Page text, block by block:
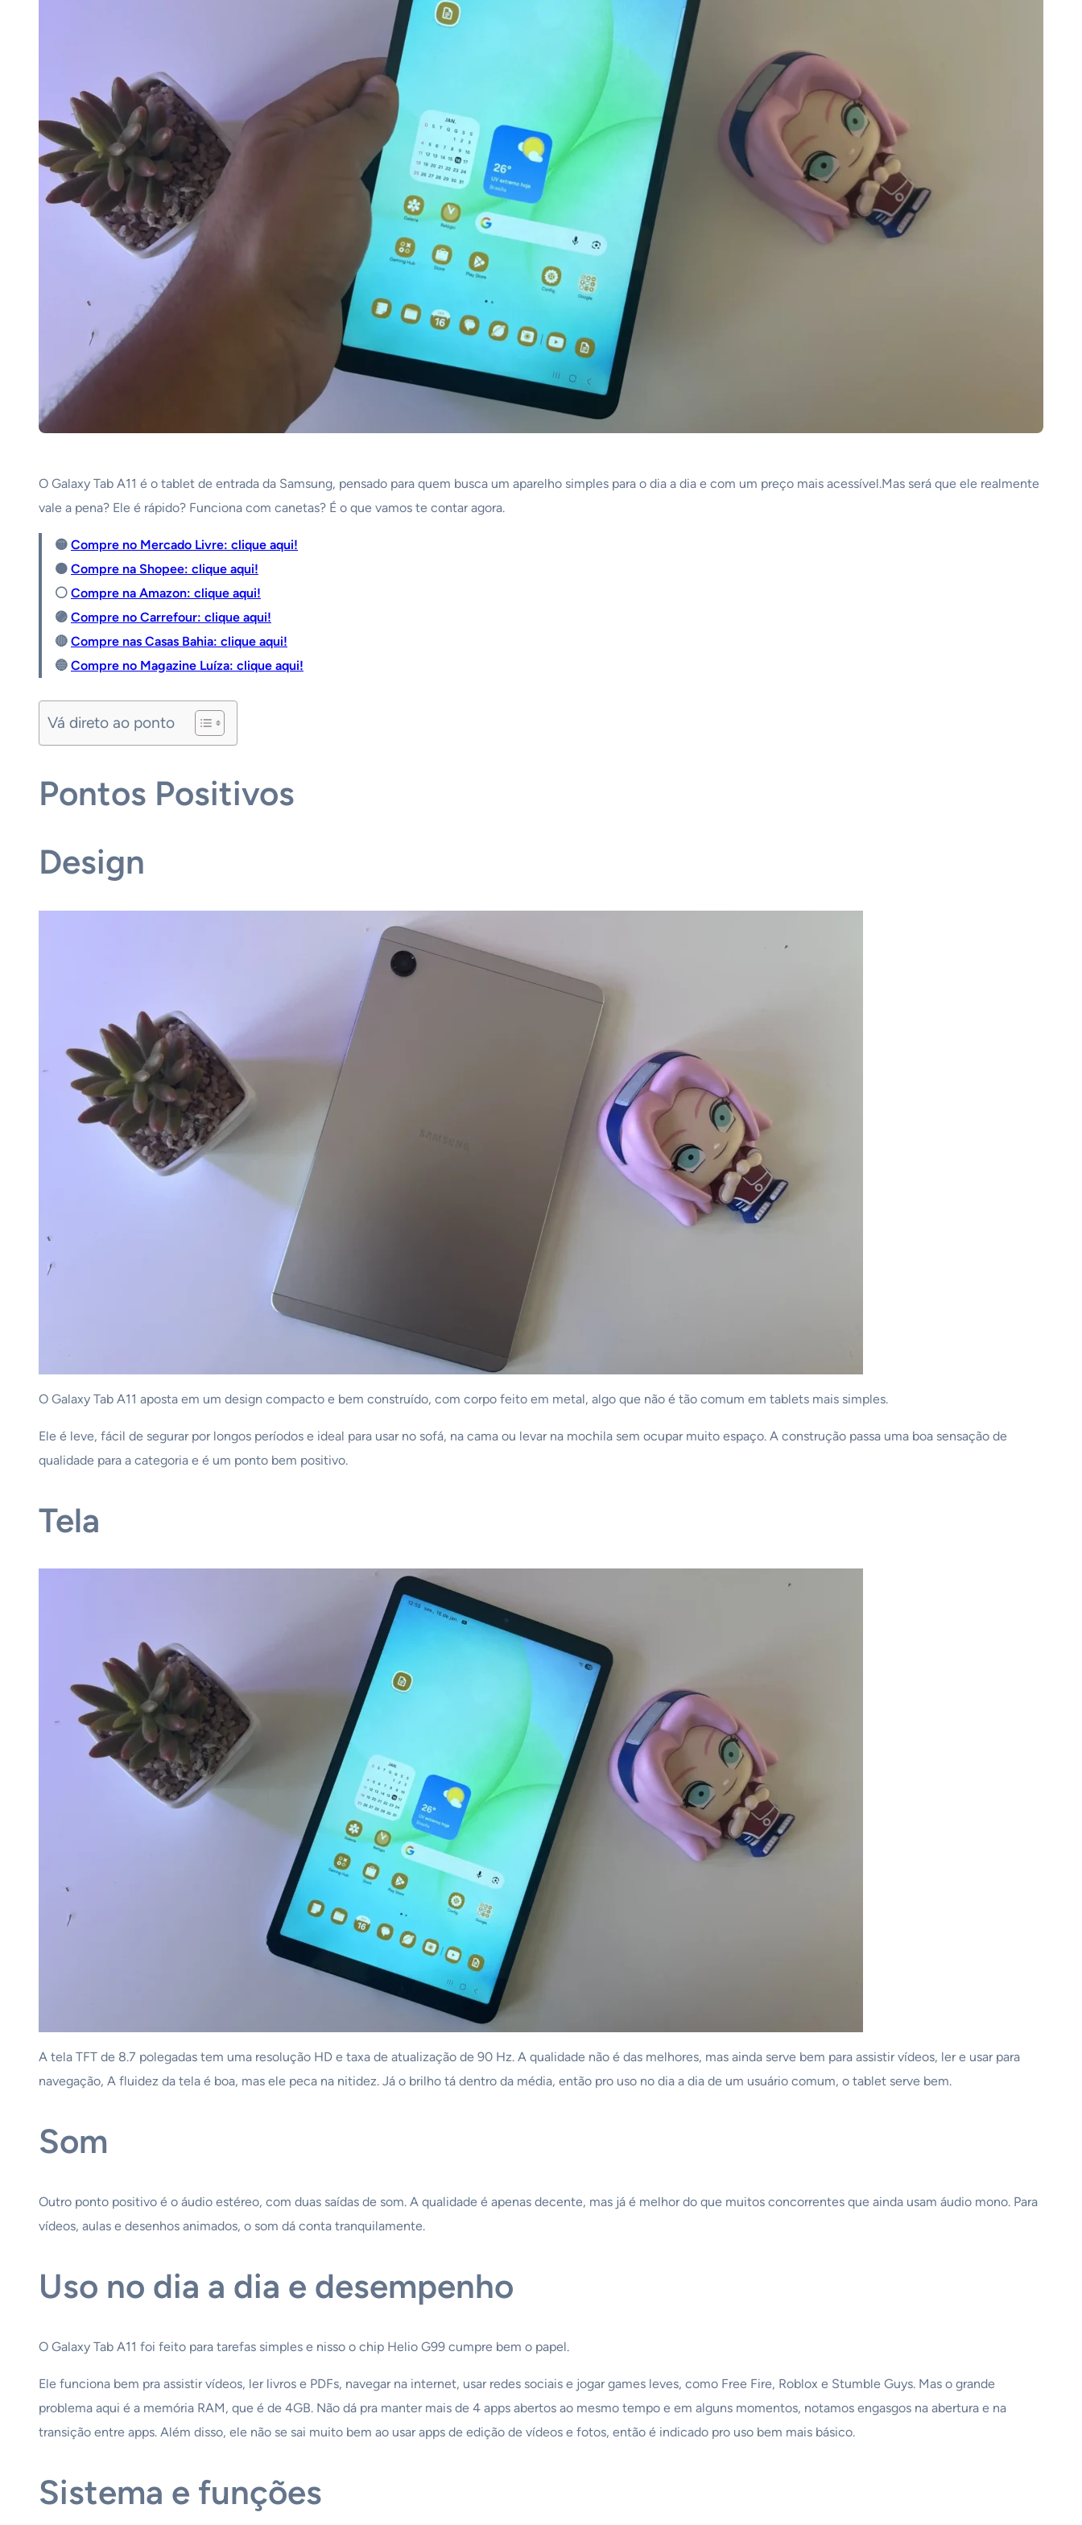
O Galaxy Tab A11 é o tablet de entrada da Samsung, pensado para quem busca um aparelho simples para o dia a dia e com um preço mais acessível.Mas será que ele realmente
vale a pena? Ele é rápido? Funciona com canetas? É o que vamos te contar agora.
🟡 Compre no Mercado Livre: clique aqui!
🟠 Compre na Shopee: clique aqui!
⚪️ Compre na Amazon: clique aqui!
🟣 Compre no Carrefour: clique aqui!
🔴 Compre nas Casas Bahia: clique aqui!
🔵 Compre no Magazine Luíza: clique aqui!
Vá direto ao ponto
Pontos Positivos
Design
O Galaxy Tab A11 aposta em um design compacto e bem construído, com corpo feito em metal, algo que não é tão comum em tablets mais simples.
Ele é leve, fácil de segurar por longos períodos e ideal para usar no sofá, na cama ou levar na mochila sem ocupar muito espaço. A construção passa uma boa sensação de
qualidade para a categoria e é um ponto bem positivo.
Tela
A tela TFT de 8.7 polegadas tem uma resolução HD e taxa de atualização de 90 Hz. A qualidade não é das melhores, mas ainda serve bem para assistir vídeos, ler e usar para
navegação, A fluidez da tela é boa, mas ele peca na nitidez. Já o brilho tá dentro da média, então pro uso no dia a dia de um usuário comum, o tablet serve bem.
Som
Outro ponto positivo é o áudio estéreo, com duas saídas de som. A qualidade é apenas decente, mas já é melhor do que muitos concorrentes que ainda usam áudio mono. Para
vídeos, aulas e desenhos animados, o som dá conta tranquilamente.
Uso no dia a dia e desempenho
O Galaxy Tab A11 foi feito para tarefas simples e nisso o chip Helio G99 cumpre bem o papel.
Ele funciona bem pra assistir vídeos, ler livros e PDFs, navegar na internet, usar redes sociais e jogar games leves, como Free Fire, Roblox e Stumble Guys. Mas o grande
problema aqui é a memória RAM, que é de 4GB. Não dá pra manter mais de 4 apps abertos ao mesmo tempo e em alguns momentos, notamos engasgos na abertura e na
transição entre apps. Além disso, ele não se sai muito bem ao usar apps de edição de vídeos e fotos, então é indicado pro uso bem mais básico.
Sistema e funções